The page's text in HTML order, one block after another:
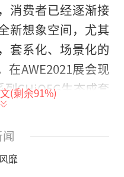
消费者已经逐渐接
新想象空间，尤其
套系化、场景化的
在AWE2021展会现
CHiQ5G生态成套
箱、空调、洗衣机
行业首个开放式5
现了成套家电“全
用户带来真正高
(剩余91%)
靡